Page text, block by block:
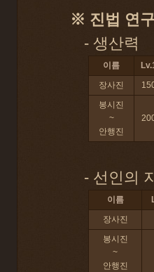
※ 진법 연
- 생산력
이름
장사진
봉시진
~
안행진
- 선인의
이름
장사진
봉시진
~
안행진